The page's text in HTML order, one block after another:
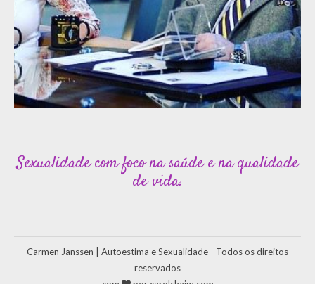
Sexualidade com foco na saúde e na qualidade
de vida.
Carmen Janssen | Autoestima e Sexualidade - Todos os direitos
reservados